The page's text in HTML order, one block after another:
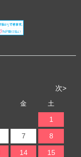
次>
金 土
1
7 8
14 15